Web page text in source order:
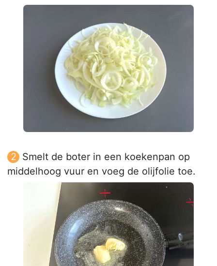
Smelt de boter in een koekenpan op
middelhoog vuur en voeg de olijfolie toe.